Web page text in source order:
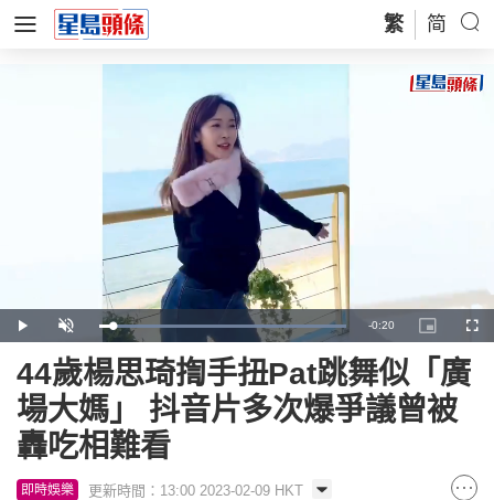
繁 简
Play Unmute Loaded:
100.00%
Remaining
Time
-0:20
Picture-
in-
44歲楊思琦揈手扭Pat跳舞似「廣
場大媽」 抖音片多次爆爭議曾被
轟吃相難看
即時娛樂 更新時間：13:00 2023-02-09 HKT